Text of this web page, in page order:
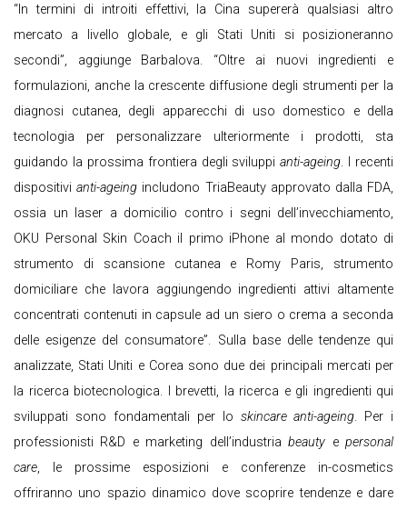
“In termini di introiti effettivi, la Cina supererà qualsiasi altro
mercato a livello globale, e gli Stati Uniti si posizioneranno
secondi”, aggiunge Barbalova. “Oltre ai nuovi ingredienti e
formulazioni, anche la crescente diffusione degli strumenti per la
diagnosi cutanea, degli apparecchi di uso domestico e della
tecnologia per personalizzare ulteriormente i prodotti, sta
guidando la prossima frontiera degli sviluppianti-ageing. I recenti
dispositivianti-ageing includono TriaBeauty approvato dalla FDA,
ossia un laser a domicilio contro i segni dell’invecchiamento,
OKU Personal Skin Coach il primo iPhone al mondo dotato di
strumento di scansione cutanea e Romy Paris, strumento
domiciliare che lavora aggiungendo ingredienti attivi altamente
concentrati contenuti in capsule ad un siero o crema a seconda
delle esigenze del consumatore”. Sulla base delle tendenze qui
analizzate, Stati Uniti e Corea sono due dei principali mercati per
la ricerca biotecnologica. I brevetti, la ricerca e gli ingredienti qui
sviluppati sono fondamentali per lo skincare anti-ageing. Per i
professionisti R&D e marketing dell’industriabeauty epersonal
care, le prossime esposizioni e conferenze in-cosmetics
offriranno uno spazio dinamico dove scoprire tendenze e dare